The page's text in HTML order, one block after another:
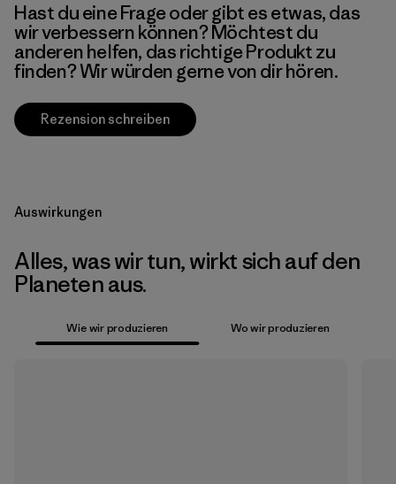
Hast du eine Frage oder gibt es etwas, das
wir verbessern können? Möchtest du
anderen helfen, das richtige Produkt zu
finden? Wir würden gerne von dir hören.
Rezension schreiben
Auswirkungen
Alles, was wir tun, wirkt sich auf den
Planeten aus.
Wie wir produzieren Wo wir produzieren